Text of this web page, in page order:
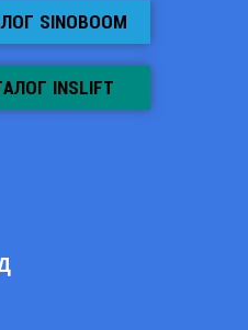
SINOBOOM
INSLIFT